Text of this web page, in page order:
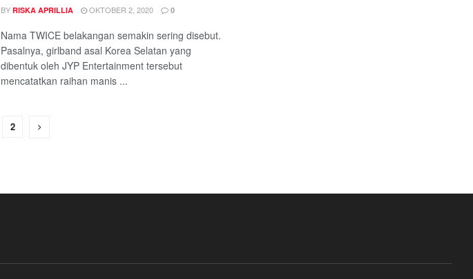
BY RISKA APRILLIA OKTOBER 2, 2020 0
Nama TWICE belakangan semakin sering disebut.
Pasalnya, girlband asal Korea Selatan yang
dibentuk oleh JYP Entertainment tersebut
mencatatkan raihan manis ...
2